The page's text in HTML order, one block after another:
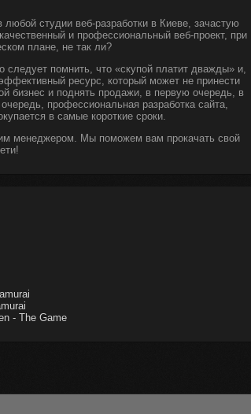
любой студии веб-разработки в Киеве, зачастую
и профессиональный веб-проект, при
плане, не так ли?
помнить, что «скупой платит дважды» и,
ресурс, который может не принести
бизнес и поднять продажи, в первую очередь, в
профессиональная разработка сайта,
в самые короткие сроки.
менеджером. Мы поможем вам прокачать свой
- The Game